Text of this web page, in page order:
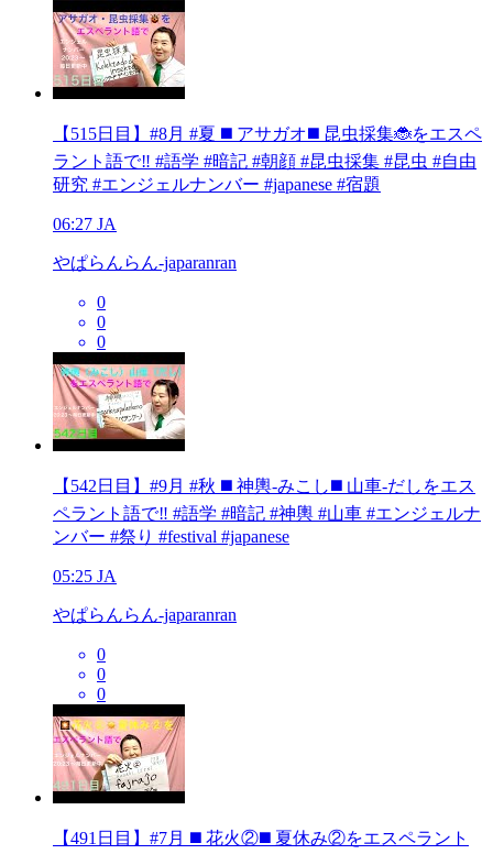
【515日目】#8月 #夏 ◼️ アサガオ◼️ 昆虫採集🐞をエスペ
ラント語で‼️ #語学 #暗記 #朝顔 #昆虫採集 #昆虫 #自由
研究 #エンジェルナンバー #japanese #宿題
06:27 JA
やぱらんらん-japaranran
0
0
0
【542日目】#9月 #秋 ◼️ 神輿-みこし◼️ 山車-だしをエス
ペラント語で‼️ #語学 #暗記 #神輿 #山車 #エンジェルナ
ンバー #祭り #festival #japanese
05:25 JA
やぱらんらん-japaranran
0
0
0
【491日目】#7月 ◼️ 花火②◼️ 夏休み②をエスペラント